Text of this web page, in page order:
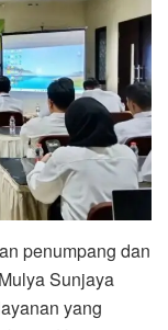
penumpang dan
Sunjaya
yang